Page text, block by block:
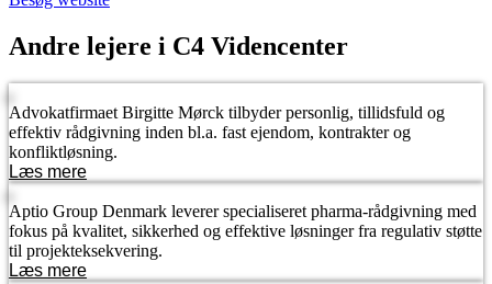
Andre lejere i C4 Videncenter
Advokatfirmaet Birgitte Mørck tilbyder personlig, tillidsfuld og
effektiv rådgivning inden bl.a. fast ejendom, kontrakter og
konfliktløsning.
Læs mere
Aptio Group Denmark leverer specialiseret pharma-rådgivning med
fokus på kvalitet, sikkerhed og effektive løsninger fra regulativ støtte
til projekt­eksekvering.
Læs mere